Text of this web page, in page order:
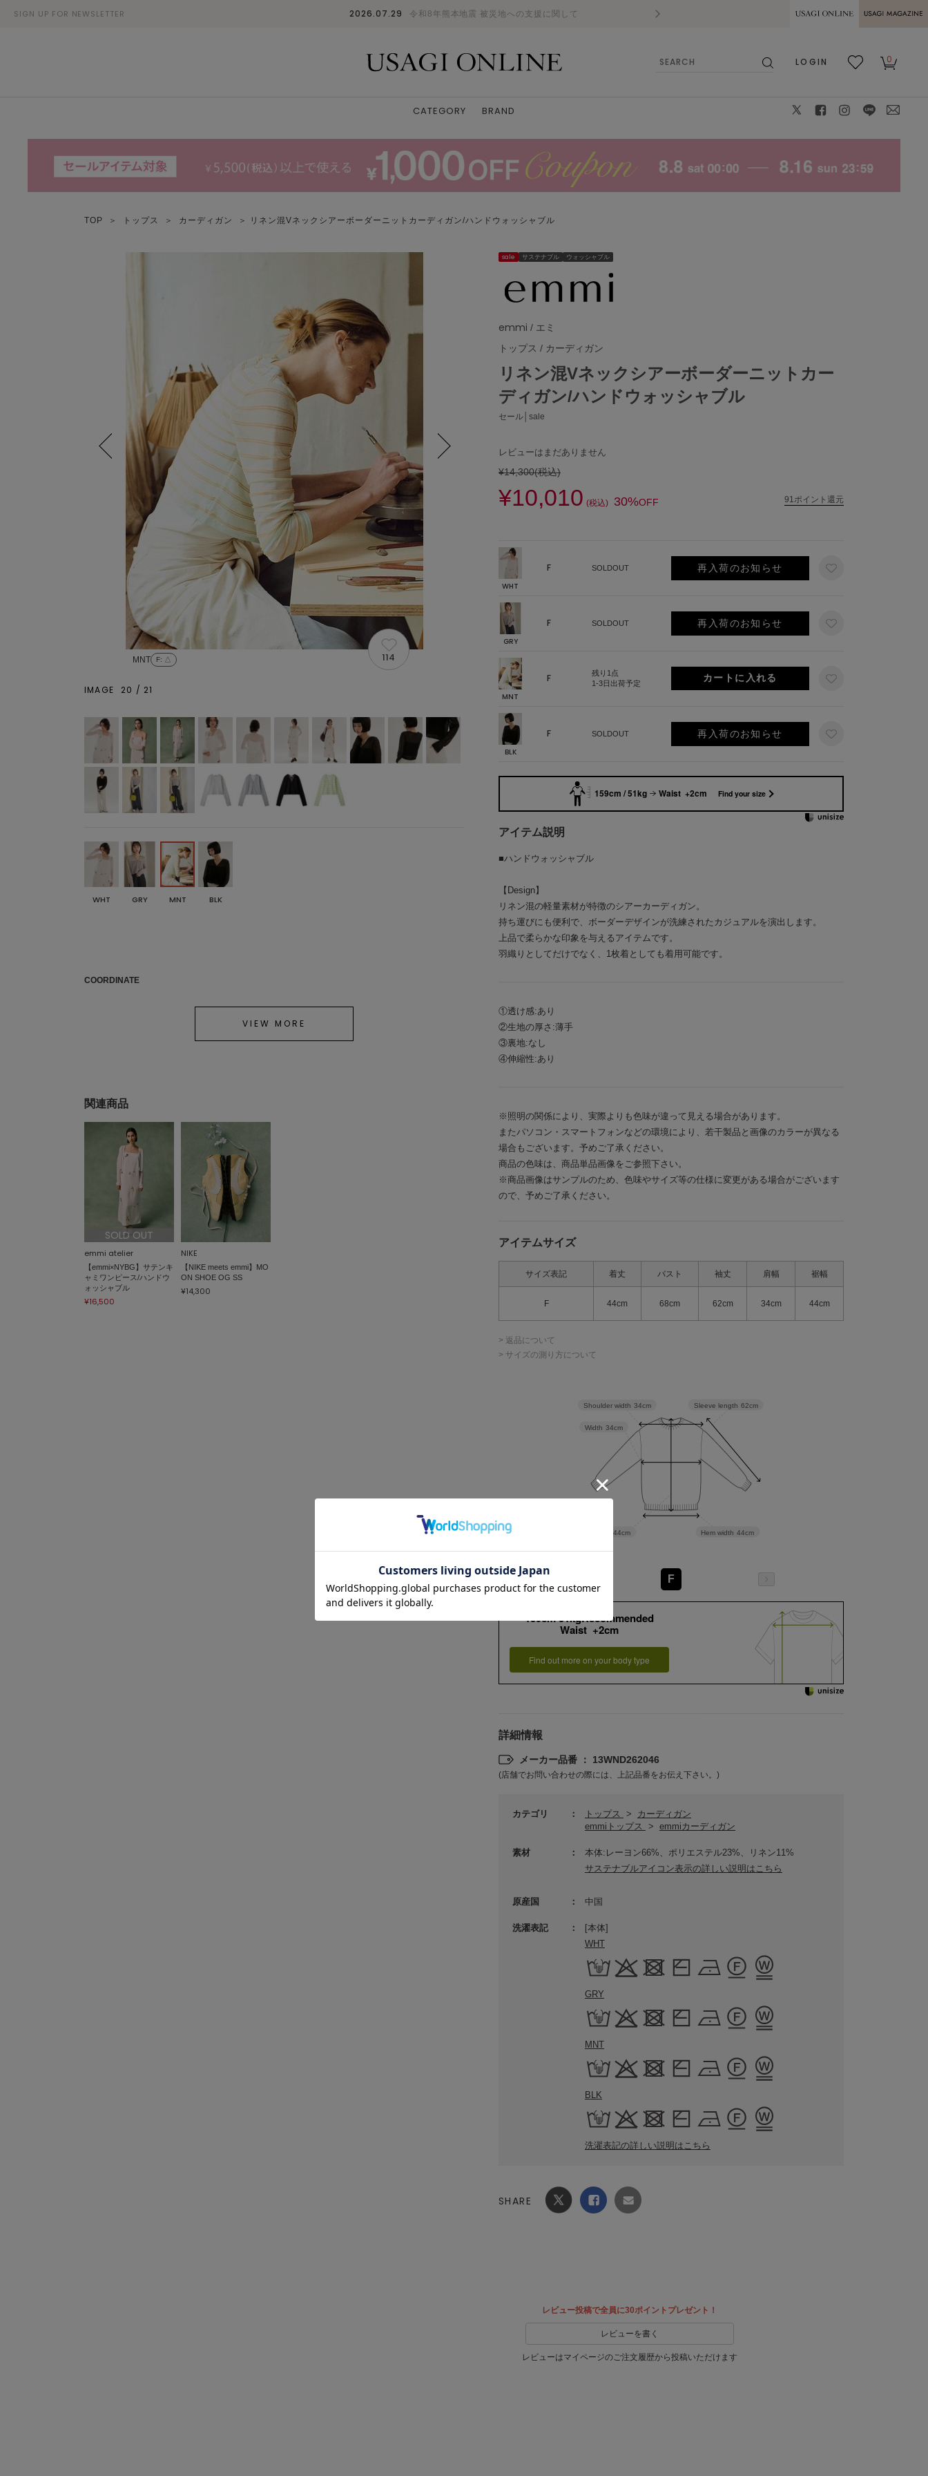
SIGN UP FOR NEWSLETTER 2026.07.29 令和8年熊本地震 被災地への支援に関して 熊本県熊本地方を震源とする地震の影響に
MAGAZINE
LOGIN
0
CATEGORY BRAND
TOP ＞ トップス ＞ カーディガン ＞ リネン混Vネックシアーボーダーニットカーディガン/ハンドウォッシャブル
sale サステナブル ウォッシャブル
emmi / エミ
トップス / カーディガン
リネン混Vネックシアーボーダーニットカー
ディガン/ハンドウォッシャブル
セール│sale
レビューはまだありません
¥14,300(税込)
¥10,010 (税込) 30%OFF 91ポイント還元
WHT
F SOLDOUT 再入荷のお知らせ
GRY
F SOLDOUT 再入荷のお知らせ
MNT
F
残り1点
1-3日出荷予定
BLK
F SOLDOUT 再入荷のお知らせ
159cm / 51kg Waist +2cm Find your size
アイテム説明
■ハンドウォッシャブル
【Design】
リネン混の軽量素材が特徴のシアーカーディガン。
持ち運びにも便利で、ボーダーデザインが洗練されたカジュアルを演出します。
上品で柔らかな印象を与えるアイテムです。
羽織りとしてだけでなく、1枚着としても着用可能です。
①透け感:あり
②生地の厚さ:薄手
③裏地:なし
④伸縮性:あり
※照明の関係により、実際よりも色味が違って見える場合があります。
またパソコン・スマートフォンなどの環境により、若干製品と画像のカラーが異なる
場合もございます。予めご了承ください。
商品の色味は、商品単品画像をご参照下さい。
※商品画像はサンプルのため、色味やサイズ等の仕様に変更がある場合がございます
ので、予めご了承ください。
アイテムサイズ
サイズ表記 着丈 バスト 袖丈 肩幅 裾幅
F 44cm 68cm 62cm 34cm 44cm
> 返品について
> サイズの測り方について
Hem width 44cm
Sleeve length 62cm
44cm
Width 34cm
Shoulder width 34cm
F
159cm 51kgRecommended
Waist +2cm
Find out more on your body type
詳細情報
メーカー品番 ： 13WND262046
(店舗でお問い合わせの際には、上記品番をお伝え下さい。)
カテゴリ トップス >
カーディガン
emmiトップス
> emmiカーディガン
素材
本体:レーヨン66%、ポリエステル23%、リネン11%
サステナブルアイコン表示の詳しい説明はこちら
原産国 中国
洗濯表記
[本体]
WHT
GRY
MNT
BLK
洗濯表記の詳しい説明はこちら
SHARE
MNT F: △ 114
IMAGE 20 / 21
WHT GRY MNT BLK
COORDINATE
VIEW MORE
関連商品
SOLD OUT
emmi atelier
【emmi×NYBG】サテンキ
ャミワンピース/ハンドウ
ォッシャブル
¥16,500
NIKE
【NIKE meets emmi】MO
ON SHOE OG SS
¥14,300
レビュー投稿で全員に30ポイントプレゼント！
レビューを書く
レビューはマイページのご注文履歴から投稿いただけます